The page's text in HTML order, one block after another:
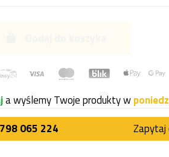
a wyślemy Twoje produkty w
065 224
Zapytaj